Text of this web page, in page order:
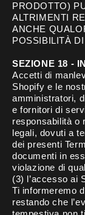
PRODOTTO)
ALTRIMENTI
ANCHE
POSSIBILITÀ
SEZIONE 18 -
Accetti di
Shopify e le
amministratori,
e fornitori di
responsabilità o
legali, dovuti a
dei presenti
documenti in
violazione di
(3) l’accesso ai
Ti informeremo
restando che